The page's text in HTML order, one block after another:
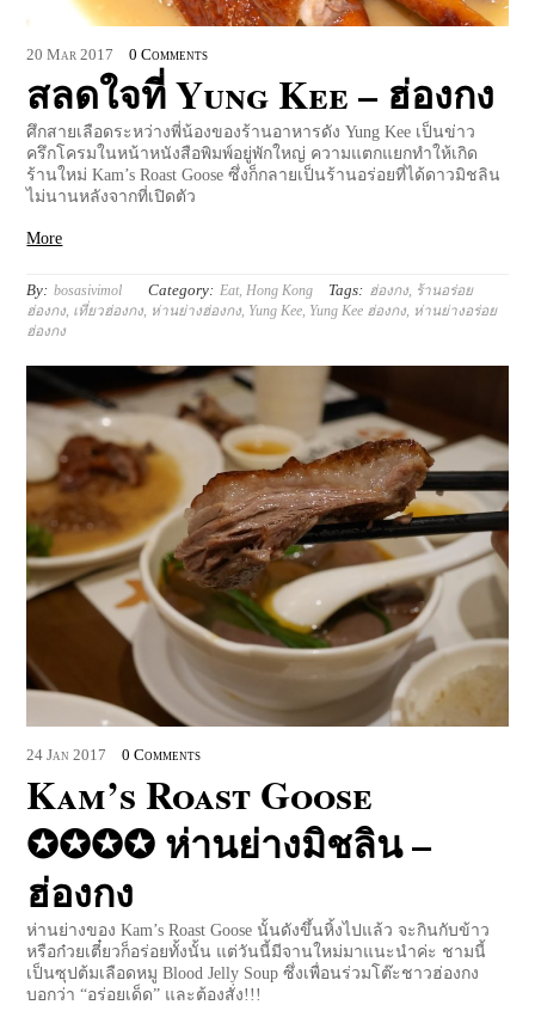
20 Mar 2017 0 Comments
สลดใจที่ Yung Kee – ฮ่องกง
ศึกสายเลือดระหว่างพี่น้องของร้านอาหารดัง Yung Kee เป็นข่าว
ครึกโครมในหน้าหนังสือพิมพ์อยู่พักใหญ่ ความแตกแยกทำให้เกิด
ร้านใหม่ Kam’s Roast Goose ซึ่งก็กลายเป็นร้านอร่อยที่ได้ดาวมิชลิน
ไม่นานหลังจากที่เปิดตัว
More
By: bosasivimol Category: Eat, Hong Kong Tags: ฮ่องกง, ร้านอร่อย
ฮ่องกง, เที่ยวฮ่องกง, ห่านย่างฮ่องกง, Yung Kee Yung Kee ฮ่องกง, ห่านย่างอร่อย
ฮ่องกง
24 Jan 2017 0 Comments
Kam’s Roast Goose
✪✪✪✪ ห่านย่างมิชลิน –
ฮ่องกง
ห่านย่างของ Kam’s Roast Goose นั้นดังขึ้นหิ้งไปแล้ว จะกินกับข้าว
หรือก๋วยเตี๋ยวก็อร่อยทั้งนั้น แต่วันนี้มีจานใหม่มาแนะนำค่ะ ชามนี้
เป็นซุปต้มเลือดหมู Blood Jelly Soup ซึ่งเพื่อนร่วมโต๊ะชาวฮ่องกง
บอกว่า “อร่อยเด็ด” และต้องสั่ง!!!